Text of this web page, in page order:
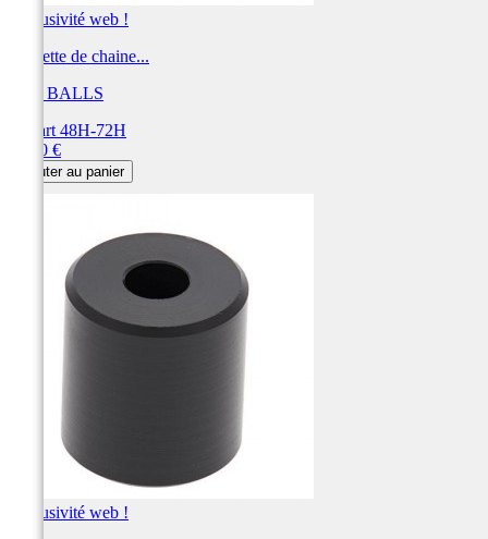
Exclusivité web !
Roulette de chaine...
ALL BALLS
Départ 48H-72H
11,40 €
Ajouter au panier
Exclusivité web !